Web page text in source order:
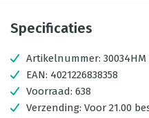
Specificaties
Artikelnummer: 30034HM
EAN: 4021226838358
Voorraad: 638
Verzending: Voor 21.00